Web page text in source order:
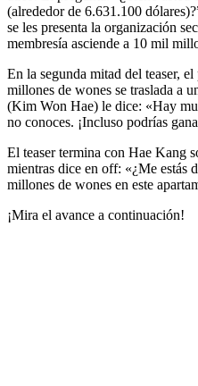
(alrededor de 6.631.100
se les presenta la organización
membresía asciende a 10 mil
En la segunda mitad del teaser,
millones de wones se traslada a
(Kim Won Hae) le dice: «Hay
no conoces. ¡Incluso podrías
El teaser termina con Hae Kang
mientras dice en off: «¿Me estás
millones de wones en este
¡Mira el avance a continuación!